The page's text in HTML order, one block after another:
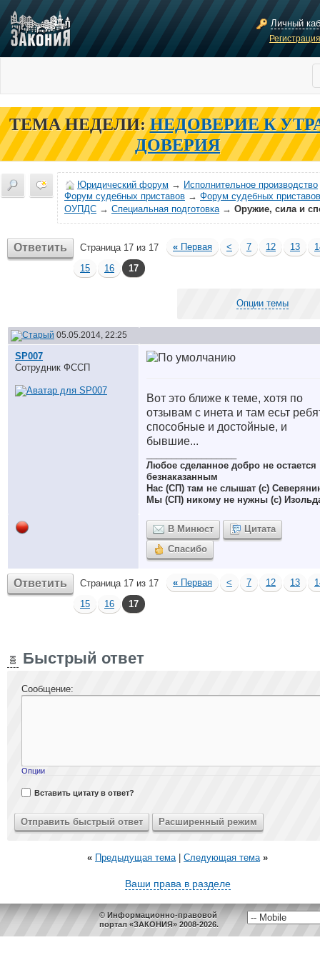
Личный
ТЕМА НЕДЕЛИ: НЕДОВЕРИЕ К
ДОВЕРИЯ
Юридический форум → Исполнительное производство
Форум судебных приставов → Форум судебных
ОУПДС → Специальная подготовка→ Оружие, сила и
Ответить Страница 17 из 17 « Первая < 7 12 13
15
16 17
Опции темы
05.05.2014, 22:25
SP007
Сотрудник ФССП
Вот это ближе к теме, хотя по
отзывам с инета и там есьт
способные и достойные, и
бывшие...
Любое сделанное добро не остается
безнаказанным
Нас (СП) там не слышат (с)
Мы (СП) никому не нужны (с)
В Минюст
Цитата
Спасибо
Ответить Страница 17 из 17 « Первая < 7 12 13
15
16 17
Быстрый ответ
Сообщение:
Опции
Вставить цитату в ответ?
« Предыдущая тема| Следующая тема »
Ваши права в разделе
© Информационно-правовой
портал «ЗАКОНИЯ» 2008-2026.